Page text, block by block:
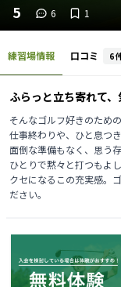
5 6 1
練習場情報 口コミ 6
ふらっと立ち寄れて、
そんなゴルフ好きのため
仕事終わりや、ひと息つ
面倒な準備もなく、思う
ひとりで黙々と打つもよ
クセになるこの充実感。
ださい。